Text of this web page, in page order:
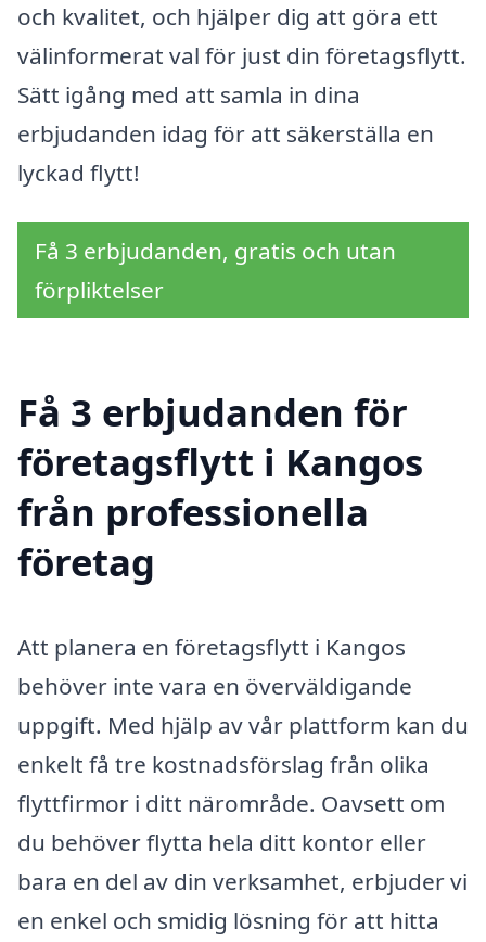
och kvalitet, och hjälper dig att göra ett
välinformerat val för just din företagsflytt.
Sätt igång med att samla in dina
erbjudanden idag för att säkerställa en
lyckad flytt!
Få 3 erbjudanden, gratis och utan
förpliktelser
Få 3 erbjudanden för
företagsflytt i Kangos
från professionella
företag
Att planera en företagsflytt i Kangos
behöver inte vara en överväldigande
uppgift. Med hjälp av vår plattform kan du
enkelt få tre kostnadsförslag från olika
flyttfirmor i ditt närområde. Oavsett om
du behöver flytta hela ditt kontor eller
bara en del av din verksamhet, erbjuder vi
en enkel och smidig lösning för att hitta